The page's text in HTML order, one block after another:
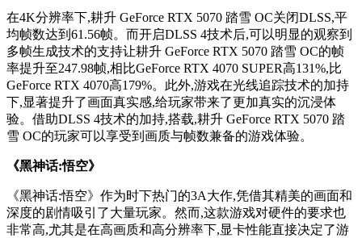
在4K分辨率下,耕升 GeForce RTX 5070 踏雪 OC关闭DLSS,平
均帧数达到61.56帧。而开启DLSS 4技术后,可以明显的观察到
多帧生成技术的支持让耕升 GeForce RTX 5070 踏雪 OC的帧
率提升至247.98帧,相比GeForce RTX 4070 SUPER高131%,比
GeForce RTX 4070高179%。此外,游戏在光线追踪技术的加持
下,显著提升了画面真实感,给玩家带来了更加真实的沉浸体
验。借助DLSS 4技术的加持,搭载,耕升 GeForce RTX 5070 踏
雪 OC的玩家可以享受到画质与帧数兼备的游戏体验。
《黑神话:悟空》
《黑神话:悟空》作为时下热门的3A大作,凭借其精美的画面和
深度的剧情吸引了大量玩家。然而,这款游戏对硬件的要求也
非常高,尤其是在高画质和高分辨率下,显卡性能直接决定了游